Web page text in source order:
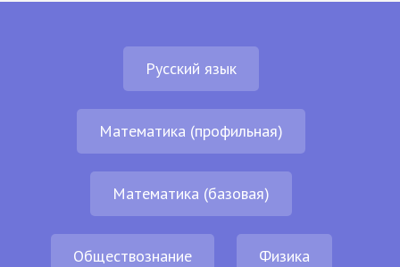
Русский язык
Математика (профильная)
Математика (базовая)
Обществознание Физика